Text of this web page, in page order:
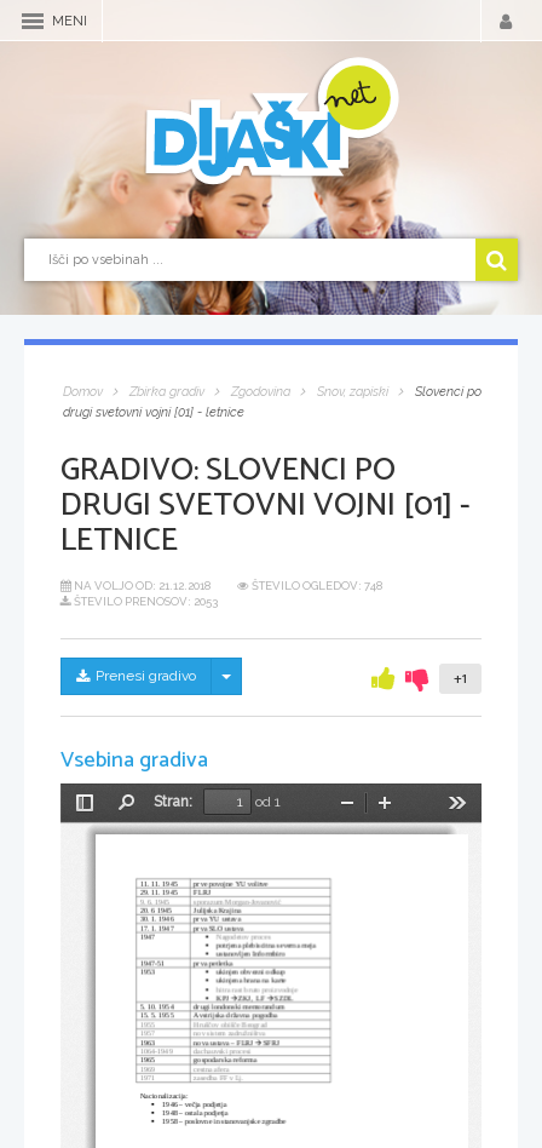
MENI
Domov Zbirka gradiv Zgodovina Snov, zapiski
Slovenci po
drugi svetovni vojni [01] - letnice
GRADIVO:SLOVENCI PO
DRUGI SVETOVNI VOJNI [01] -
LETNICE
NA VOLJO OD: 21.12.2018
ŠTEVILO OGLEDOV: 748
ŠTEVILO PRENOSOV: 2053
Prenesi gradivo Skrij/prikaži meni +1
Vsebina gradiva
Preklopi
stransko
Stran:
od 1
Pomanjšaj
11. 11. 1945
prve povojne YU volitve
29. 11. 1945
FLRJ
9. 6. 1945
sporazum Morgan-Jovanović
20. 6 1945
Julijska Krajina
30. 1. 1946
prva YU ustava
17. 1. 1947
prva SLO ustava
1947

Nagodetov proces

potrjena plebiscitna severna meja

ustanovljen Informbiro
1947-51
prva petletka
1953

ukinjen obvezni odkup

ukinjena hrana na karte

hitra rast bruto proizvodnje

KPJ  ZKJ,  LF  SZDL
5. 10. 1954
drugi londonski memorandum
15. 5. 1955
Avstrijska državna pogodba
1955
Hruščov obišče Beograd
1957
nov sistem zadružništva
1963
nova ustava – FLRJ  SFRJ
1064-1949
dachauvski procesi
1965
gospodarska reforma
1969
cestna afera
1971
zasedba FF v Lj.
Nacionalizacija:

1946 – večja podjetja

1948 – ostala podjetja

1958 – poslovne in stanovanjske zgradbe